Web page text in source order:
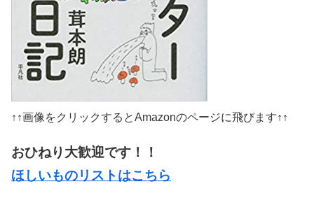
↑↑画像をクリックするとAmazonのページに飛びます↑↑
おひねり大歓迎です！！
ほしいものリストはこちら